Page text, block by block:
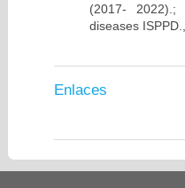
(2017- 2022).;
diseases
Enlaces